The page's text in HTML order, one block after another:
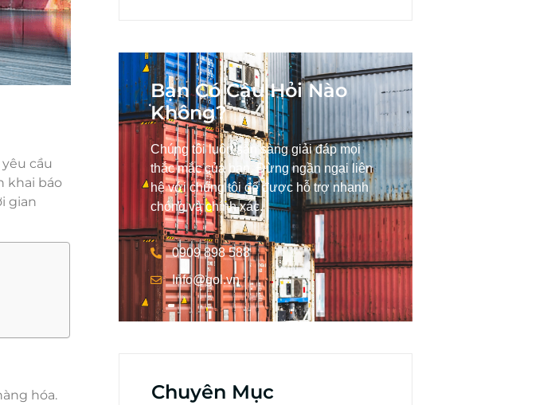
cầu
khai báo
gian
hóa.
Bạn Có Câu Hỏi Nào
Không?
Chúng tôi luôn sẵn sàng giải đáp mọi
thắc mắc của bạn. Đừng ngần ngại liên
hệ với chúng tôi để được hỗ trợ nhanh
chóng và chính xác.
0909 898 588
Info@gol.vn
Chuyên Mục